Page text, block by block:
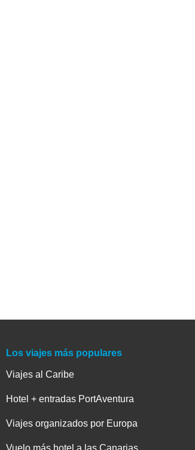
Los viajes más populares
Viajes al Caribe
Hotel + entradas PortAventura
Viajes organizados por Europa
Vuelo más hotel a las Canarias